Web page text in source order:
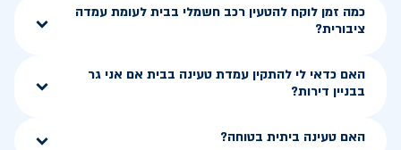
כמה זמן לוקח להטעין רכב חשמלי בבית לעומת עמדה
ציבורית?
האם כדאי לי להתקין עמדת טעינה בבית אם אני גר
בבניין דירות?
האם טעינה ביתית בטוחה?